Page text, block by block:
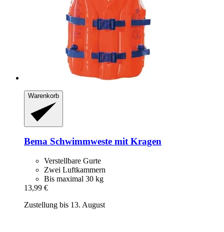
Warenkorb
Bema Schwimmweste mit Kragen
Verstellbare Gurte
Zwei Luftkammern
Bis maximal 30 kg
13,99 €
Zustellung bis 13. August